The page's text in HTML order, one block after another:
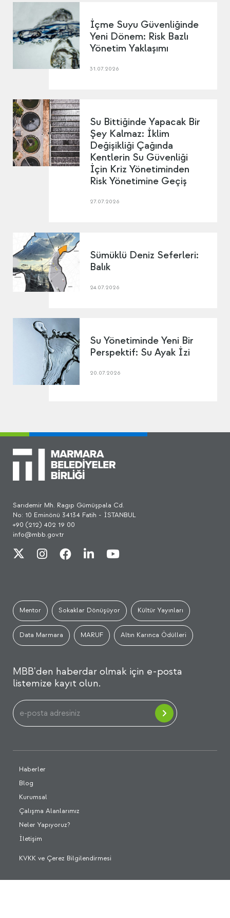
İçme Suyu Güvenliğinde
Yeni Dönem: Risk Bazlı
Yönetim Yaklaşımı
31.07.2026
Su Bittiğinde Yapacak Bir
Şey Kalmaz: İklim
Değişikliği Çağında
Kentlerin Su Güvenliği
İçin Kriz Yönetiminden
Risk Yönetimine Geçiş
27.07.2026
Sümüklü Deniz Seferleri:
Balık
24.07.2026
Su Yönetiminde Yeni Bir
Perspektif: Su Ayak İzi
20.07.2026
Sarıdemir Mh. Ragıp Gümüşpala Cd.
No: 10 Eminönü 34134 Fatih - İSTANBUL
+90 (212) 402 19 00
info@mbb.gov.tr
Mentor Sokaklar Dönüşüyor Kültür Yayınları
Data Marmara MARUF Altın Karınca Ödülleri
MBB'den haberdar olmak için e-posta
listemize kayıt olun.
Haberler
Blog
Kurumsal
Çalışma Alanlarımız
Neler Yapıyoruz?
İletişim
KVKK ve Çerez Bilgilendirmesi